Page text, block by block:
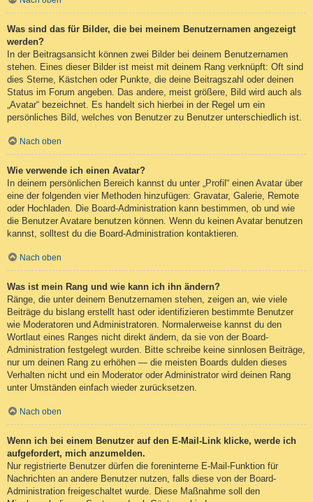
Was sind das für Bilder, die bei meinem Benutzernamen angezeigt
werden?
In der Beitragsansicht können zwei Bilder bei deinem Benutzernamen
stehen. Eines dieser Bilder ist meist mit deinem Rang verknüpft: Oft sind
dies Sterne, Kästchen oder Punkte, die deine Beitragszahl oder deinen
Status im Forum angeben. Das andere, meist größere, Bild wird auch als
„Avatar“ bezeichnet. Es handelt sich hierbei in der Regel um ein
persönliches Bild, welches von Benutzer zu Benutzer unterschiedlich ist.
Nach oben
Wie verwende ich einen Avatar?
In deinem persönlichen Bereich kannst du unter „Profil“ einen Avatar über
eine der folgenden vier Methoden hinzufügen: Gravatar, Galerie, Remote
oder Hochladen. Die Board-Administration kann bestimmen, ob und wie
die Benutzer Avatare benutzen können. Wenn du keinen Avatar benutzen
kannst, solltest du die Board-Administration kontaktieren.
Nach oben
Was ist mein Rang und wie kann ich ihn ändern?
Ränge, die unter deinem Benutzernamen stehen, zeigen an, wie viele
Beiträge du bislang erstellt hast oder identifizieren bestimmte Benutzer
wie Moderatoren und Administratoren. Normalerweise kannst du den
Wortlaut eines Ranges nicht direkt ändern, da sie von der Board-
Administration festgelegt wurden. Bitte schreibe keine sinnlosen Beiträge,
nur um deinen Rang zu erhöhen — die meisten Boards dulden dieses
Verhalten nicht und ein Moderator oder Administrator wird deinen Rang
unter Umständen einfach wieder zurücksetzen.
Nach oben
Wenn ich bei einem Benutzer auf den E-Mail-Link klicke, werde ich
aufgefordert, mich anzumelden.
Nur registrierte Benutzer dürfen die foreninterne E-Mail-Funktion für
Nachrichten an andere Benutzer nutzen, falls diese von der Board-
Administration freigeschaltet wurde. Diese Maßnahme soll den